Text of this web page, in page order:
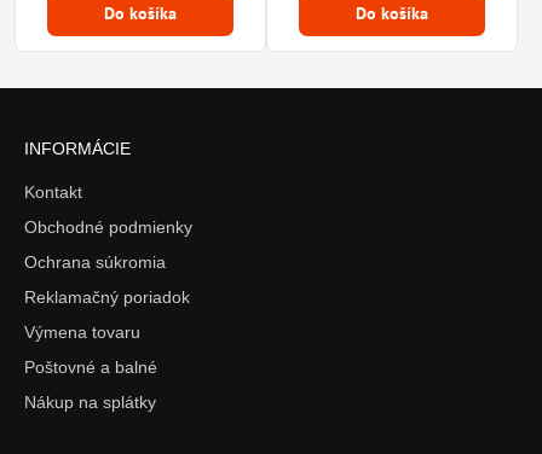
Do košíka Do košíka
INFORMÁCIE
Kontakt
Obchodné podmienky
Ochrana súkromia
Reklamačný poriadok
Výmena tovaru
Poštovné a balné
Nákup na splátky